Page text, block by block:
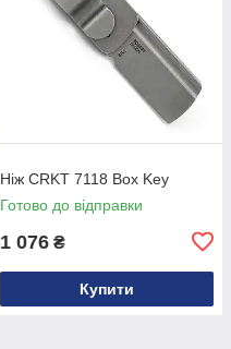
Ніж CRKT 7118 Box Key
Готово до відправки
1 076 ₴
Купити